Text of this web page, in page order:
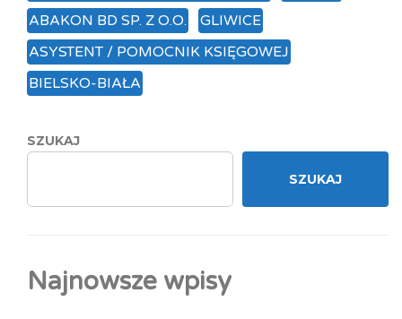
ABAKON BD SP. Z O.O.
GLIWICE
ASYSTENT / POMOCNIK KSIĘGOWEJ
BIELSKO-BIAŁA
SZUKAJ
SZUKAJ
Najnowsze wpisy